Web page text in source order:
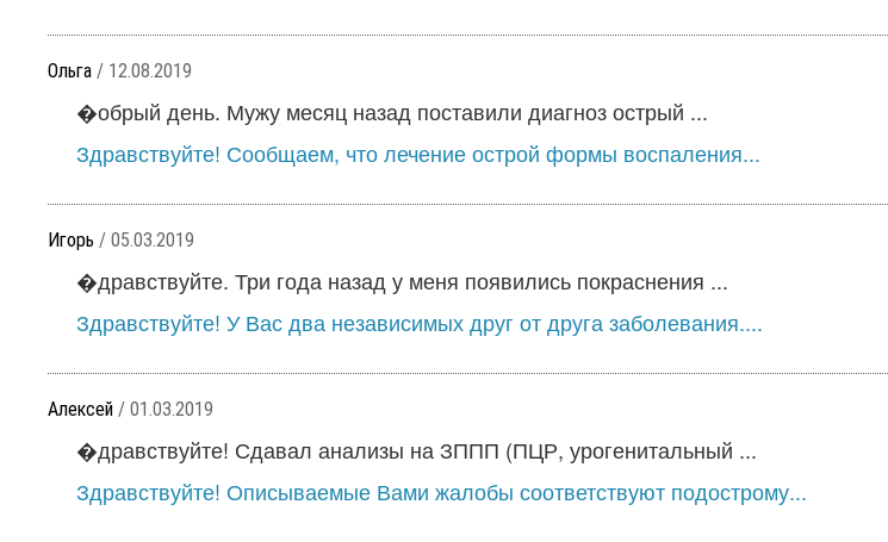
Ольга / 12.08.2019
�обрый день. Мужу месяц назад поставили диагноз острый ...
Здравствуйте! Сообщаем, что лечение острой формы воспаления...
Игорь / 05.03.2019
�дравствуйте. Три года назад у меня появились покраснения ...
Здравствуйте! У Вас два независимых друг от друга заболевания....
Алексей / 01.03.2019
�дравствуйте! Сдавал анализы на ЗППП (ПЦР, урогенитальный ...
Здравствуйте! Описываемые Вами жалобы соответствуют подострому...